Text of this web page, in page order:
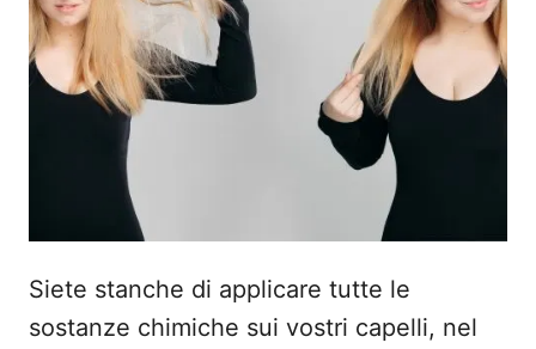
s
u
Siete stanche di applicare tutte le
sostanze chimiche sui vostri capelli, nel